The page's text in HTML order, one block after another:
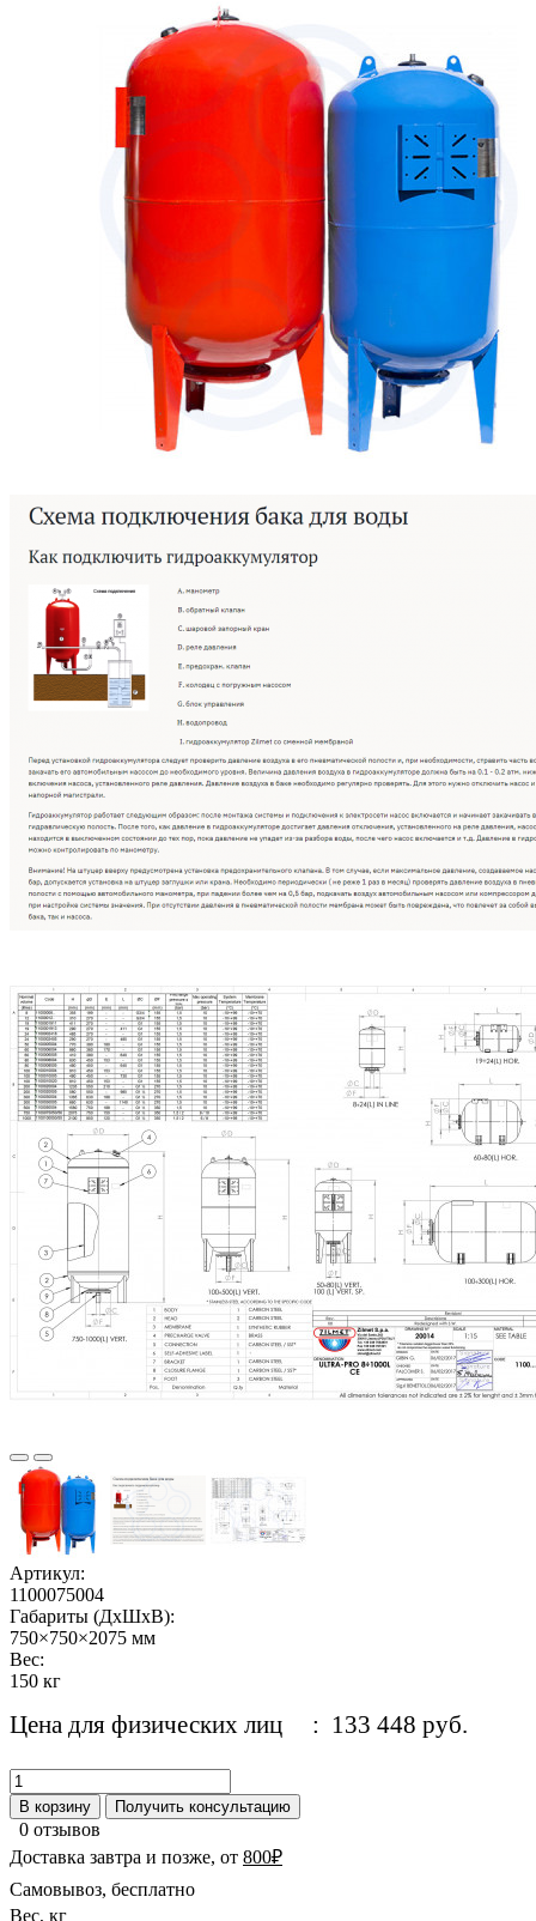
Артикул:
1100075004
Габариты (ДхШхВ):
750×750×2075 мм
Вес:
150 кг
Цена для физических лиц : 133 448 руб.
В корзину Получить консультацию
0 отзывов
Доставка завтра и позже, от 800₽
Самовывоз, бесплатно
Вес, кг